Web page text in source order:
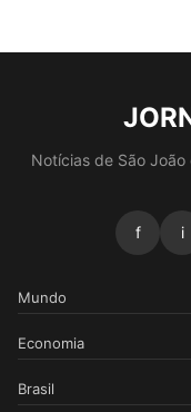
Notícias de São João
f i
Mundo
Economia
Brasil